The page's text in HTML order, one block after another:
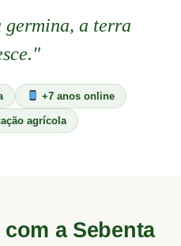
germina, a terra
+7 anos online
agrícola
a Sebenta